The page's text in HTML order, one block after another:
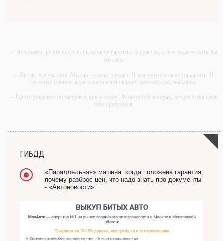
-- Начинайте делать все, что вы можете сделать – и даже то, о чем можете хотя бы
мечтать.
-- Все дело в мыслях. Мысль — начало всего. И мыслями можно управлять. И
поэтому главное дело совершенствования: работать над мыслями.
-- Идите уверенно по направлению к мечте. Живите той жизнью, которую вы сами
себе придумали.
-- Лучшее, что можно сделать с хорошим советом, это пропустить его мимо ушей.
Он никогда не бывает полезен никому, кроме того, кто его дал.
ГИБДД
«Параллельная» машина: когда положена гарантия,
почему разброс цен, что надо знать про документы
- «Автоновости»